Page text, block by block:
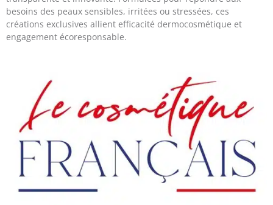
besoins des peaux sensibles, irritées ou stressées, ces
créations exclusives allient efficacité dermocosmétique et
engagement écoresponsable.